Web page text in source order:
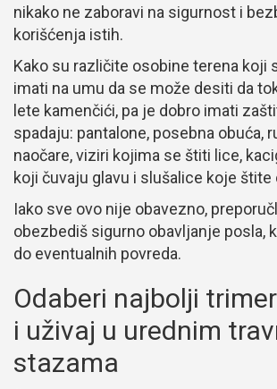
nikako ne zaboravi na sigurnost i
korišćenja istih.
Kako su različite osobine terena koji
imati na umu da se može desiti da
lete kamenčići, pa je dobro imati
spadaju: pantalone, posebna obuća,
naočare, viziri kojima se štiti lice,
koji čuvaju glavu i slušalice koje štite
Iako sve ovo nije obavezno,
obezbediš sigurno obavljanje posla,
do eventualnih povreda.
Odaberi najbolji
i uživaj u urednim
stazama